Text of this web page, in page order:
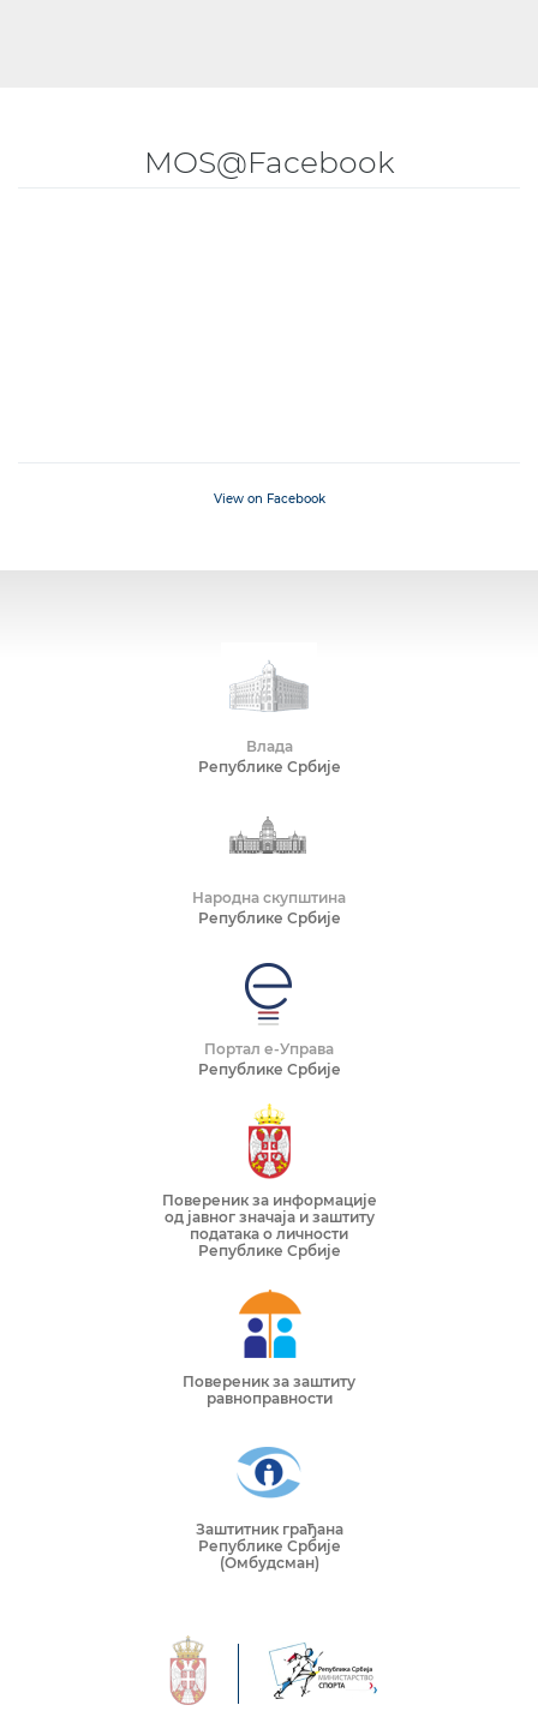
MOS@Facebook
View on Facebook
Влада
Републике Србије
Народна скупштина
Републике Србије
Портал е-Управа
Републике Србије
Повереник за информације
од јавног значаја и заштиту
података о личности
Републике Србије
Повереник за заштиту
равноправности
Заштитник грађана
Републике Србије
(Омбудсман)